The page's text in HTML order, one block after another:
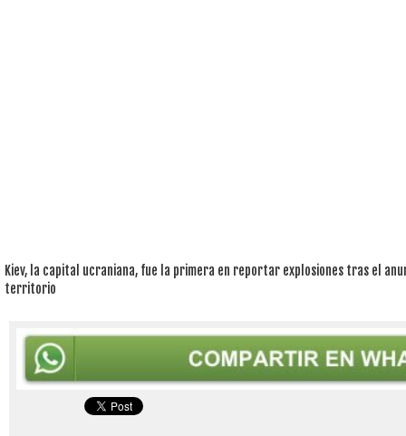
Kiev, la capital ucraniana, fue la primera en reportar explosiones tras el
territorio